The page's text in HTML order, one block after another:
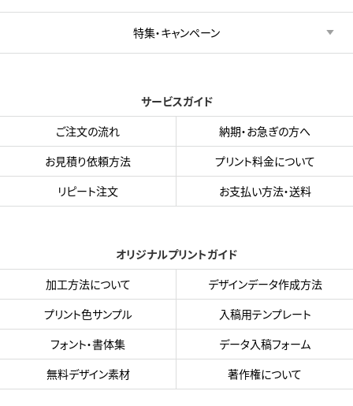
特集・キャンペーン
サービスガイド
ご注文の流れ
納期・お急ぎの方へ
お見積り依頼方法
プリント料金について
リピート注文
お支払い方法・送料
オリジナルプリントガイド
加工方法について
デザインデータ作成方法
プリント色サンプル
入稿用テンプレート
フォント・書体集
データ入稿フォーム
無料デザイン素材
著作権について